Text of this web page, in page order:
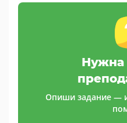
Опиши задание —